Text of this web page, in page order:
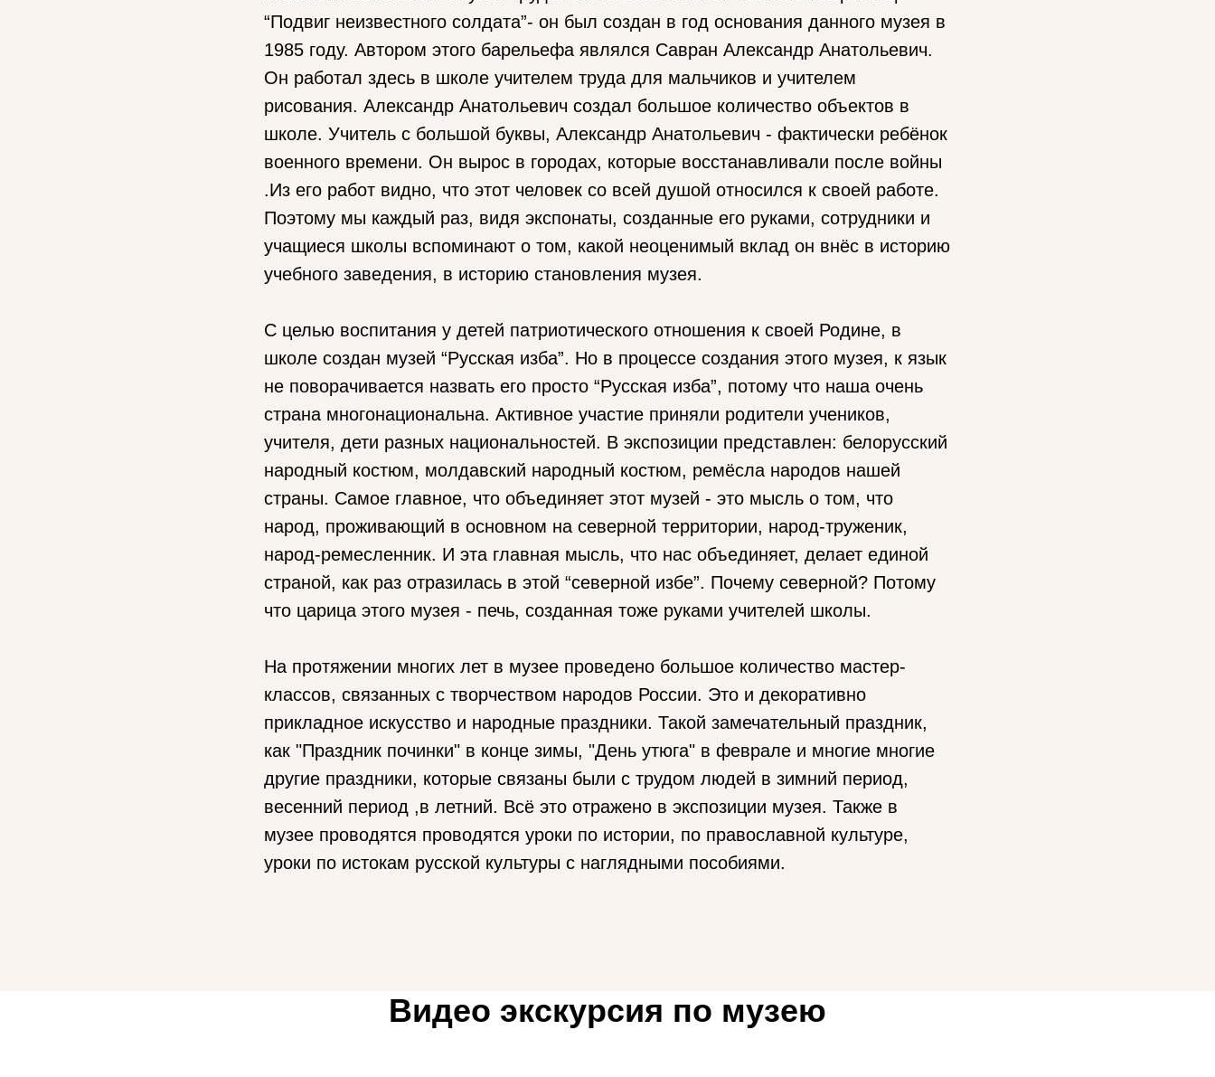
“Подвиг неизвестного солдата”- он был создан в год основания данного музея в
1985 году. Автором этого барельефа являлся Савран Александр Анатольевич.
Он работал здесь в школе учителем труда для мальчиков и учителем
рисования. Александр Анатольевич создал большое количество объектов в
школе. Учитель с большой буквы, Александр Анатольевич - фактически ребёнок
военного времени. Он вырос в городах, которые восстанавливали после войны
.Из его работ видно, что этот человек со всей душой относился к своей работе.
Поэтому мы каждый раз, видя экспонаты, созданные его руками, сотрудники и
учащиеся школы вспоминают о том, какой неоценимый вклад он внёс в историю
учебного заведения, в историю становления музея.
С целью воспитания у детей патриотического отношения к своей Родине, в
школе создан музей “Русская изба”. Но в процессе создания этого музея, к язык
не поворачивается назвать его просто “Русская изба”, потому что наша очень
страна многонациональна. Активное участие приняли родители учеников,
учителя, дети разных национальностей. В экспозиции представлен: белорусский
народный костюм, молдавский народный костюм, ремёсла народов нашей
страны. Самое главное, что объединяет этот музей - это мысль о том, что
народ, проживающий в основном на северной территории, народ-труженик,
народ-ремесленник. И эта главная мысль, что нас объединяет, делает единой
страной, как раз отразилась в этой “северной избе”. Почему северной? Потому
что царица этого музея - печь, созданная тоже руками учителей школы.
На протяжении многих лет в музее проведено большое количество мастер-
классов, связанных с творчеством народов России. Это и декоративно
прикладное искусство и народные праздники. Такой замечательный праздник,
как "Праздник починки" в конце зимы, "День утюга" в феврале и многие многие
другие праздники, которые связаны были с трудом людей в зимний период,
весенний период ,в летний. Всё это отражено в экспозиции музея. Также в
музее проводятся проводятся уроки по истории, по православной культуре,
уроки по истокам русской культуры с наглядными пособиями.
Видео экскурсия по музею